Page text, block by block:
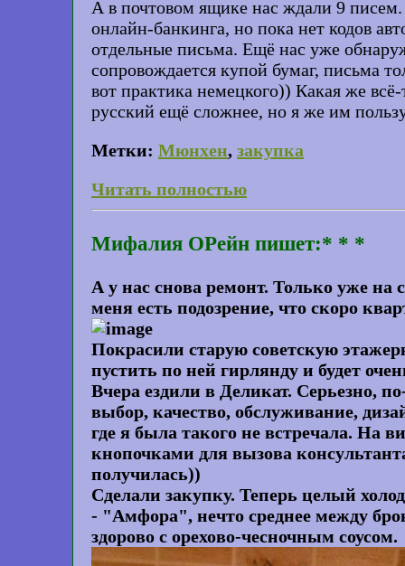
А в почтовом ящике нас ждали 9
онлайн-банкинга, но пока нет кодов
отдельные письма. Ещё нас уже
сопровождается купой бумаг, письма
вот практика немецкого)) Какая же
русский ещё сложнее, но я же им
Метки: Мюнхен, закупка
Читать полностью
Мифалия ОРейн пишет:* * *
А у нас снова ремонт. Только уже
меня есть подозрение, что скоро
Покрасили старую советскую
пустить по ней гирлянду и будет
Вчера ездили в Деликат. Серьезно,
выбор, качество, обслуживание,
где я была такого не встречала. На
кнопочками для вызова
получилась))
Сделали закупку. Теперь целый
- "Амфора", нечто среднее между
здорово с орехово-чесночным соусом.